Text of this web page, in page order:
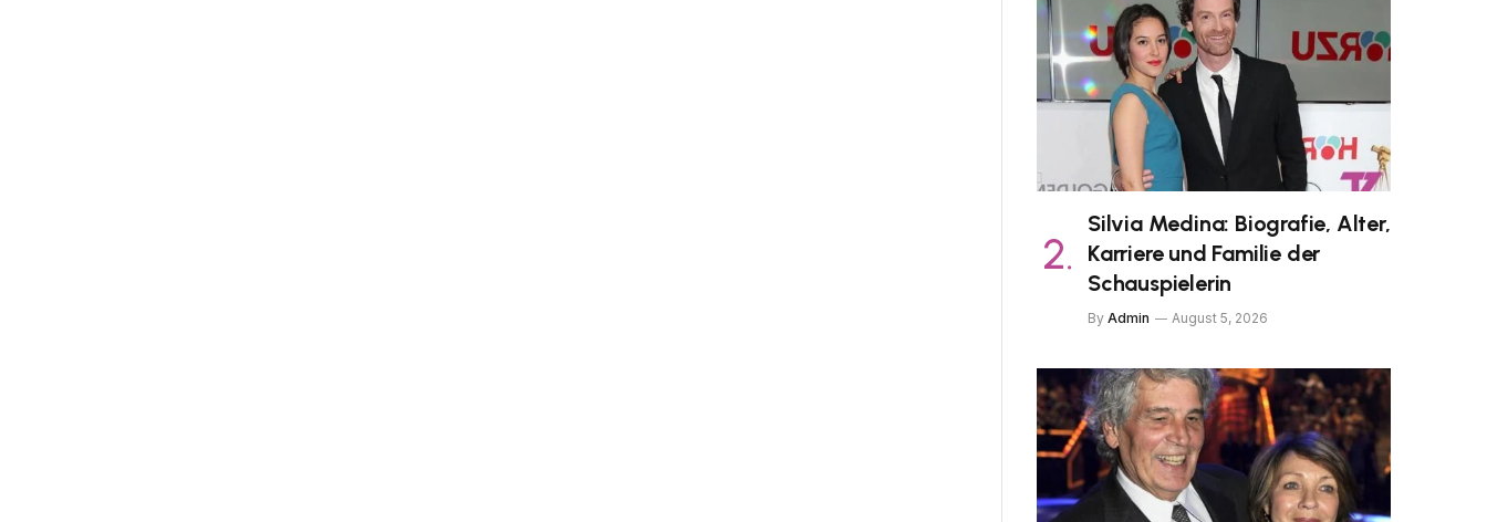
Silvia Medina: Biografie, Alter,
Karriere und Familie der
Schauspielerin
By Admin August 5, 2026